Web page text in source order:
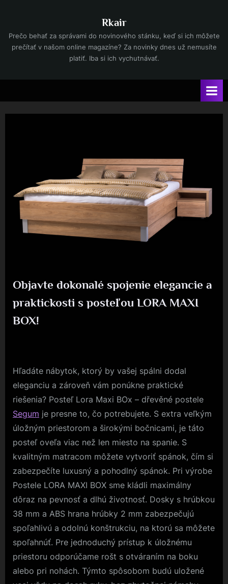
content
Rkair
Prečo behať za správami do novinového stánku, keď si ich môžete
prečítať v našom online magazíne? Za novinky dnes už nemusíte
platiť. Iba si ich vychutnávať.
Objavte dokonalé spojenie elegancie a
praktickosti s posteľou LORA MAXI
BOX!
Hľadáte nábytok, ktorý by vašej spálni dodal
eleganciu a zároveň vám ponúkne praktické
riešenia? Posteľ Lora Maxi BOx – dřevěné postele
Segum je presne to, čo potrebujete. S extra veľkým
úložným priestorom a širokými bočnicami, je táto
posteľ oveľa viac než len miesto na spanie. S
kvalitným matracom môžete vytvoriť spánok, čím si
zabezpečíte luxusný a pohodlný spánok. Pri výrobe
Postele LORA MAXI BOX sme kládli maximálny
dôraz na pevnosť a dlhú životnosť. Dosky s hrúbkou
38 mm a ABS hrana hrúbky 2 mm zabezpečujú
spoľahlivú a odolnú konštrukciu, na ktorú sa môžete
spoľahnúť. Pre jednoduchý prístup k úložnému
priestoru odporúčame rošt s otváraním na boku
alebo pri nohách. Týmto spôsobom budú uložené